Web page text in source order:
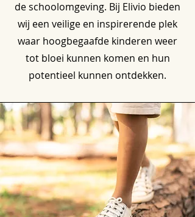
de schoolomgeving. Bij Elivio bieden
wij een veilige en inspirerende plek
waar hoogbegaafde kinderen weer
tot bloei kunnen komen en hun
potentieel kunnen ontdekken.